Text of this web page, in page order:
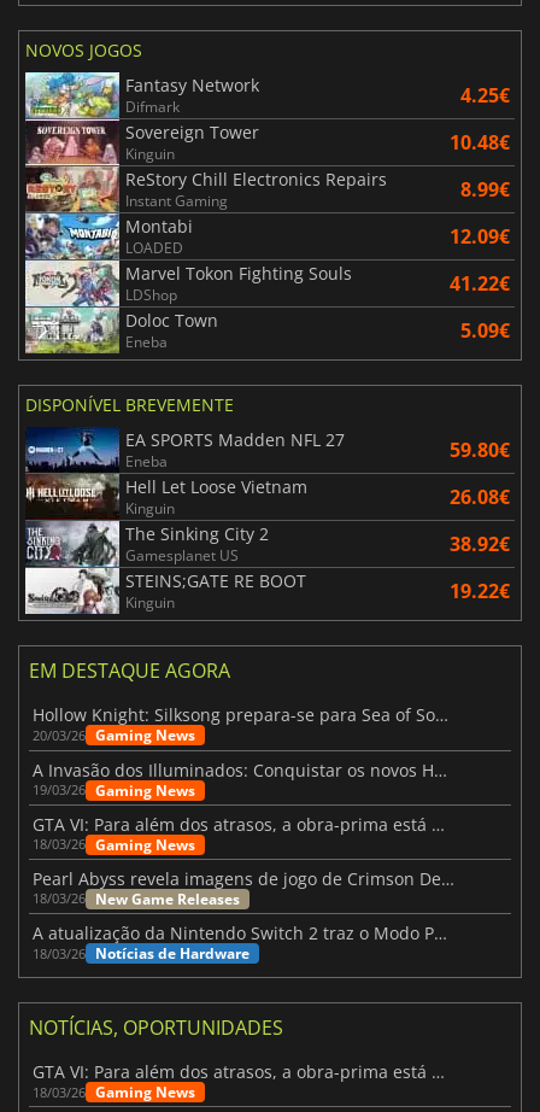
NOVOS JOGOS
Fantasy Network
Difmark 4.25€
Sovereign Tower
Kinguin 10.48€
ReStory Chill Electronics Repairs
Instant Gaming 8.99€
Montabi
LOADED 12.09€
Marvel Tokon Fighting Souls
LDShop 41.22€
Doloc Town
Eneba 5.09€
DISPONÍVEL BREVEMENTE
EA SPORTS Madden NFL 27
Eneba 59.80€
Hell Let Loose Vietnam
Kinguin 26.08€
The Sinking City 2
Gamesplanet US 38.92€
STEINS;GATE RE BOOT
Kinguin 19.22€
EM DESTAQUE AGORA
Hollow Knight: Silksong prepara-se para Sea of Sorrow com um patch
20/03/26 Gaming News
A Invasão dos Illuminados: Conquistar os novos Helldivers 2 Atualização!
19/03/26 Gaming News
GTA VI: Para além dos atrasos, a obra-prima está quase a chegar
18/03/26 Gaming News
Pearl Abyss revela imagens de jogo de Crimson Desert para a PS5
18/03/26 New Game Releases
A atualização da Nintendo Switch 2 traz o Modo Portátil aos jogos mais antigos da Switch
18/03/26 Notícias de Hardware
NOTÍCIAS, OPORTUNIDADES
GTA VI: Para além dos atrasos, a obra-prima está quase a chegar
18/03/26 Gaming News